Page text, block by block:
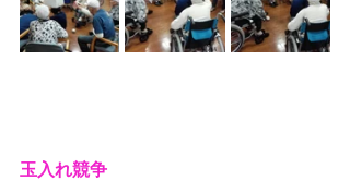
玉入れ競争